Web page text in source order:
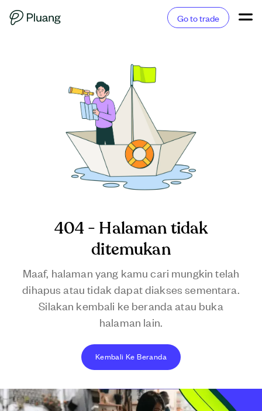
Go to trade
404 - Halaman tidak
ditemukan
Maaf, halaman yang kamu cari mungkin telah
dihapus atau tidak dapat diakses sementara.
Silakan kembali ke beranda atau buka
halaman lain.
Kembali Ke Beranda